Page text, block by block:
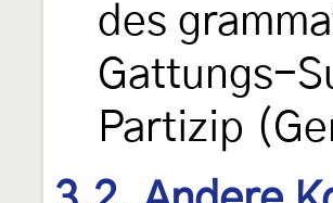
des
Gattungs-
Partizip